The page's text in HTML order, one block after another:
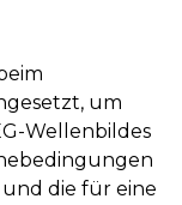
um
Wellenbildes
die für eine